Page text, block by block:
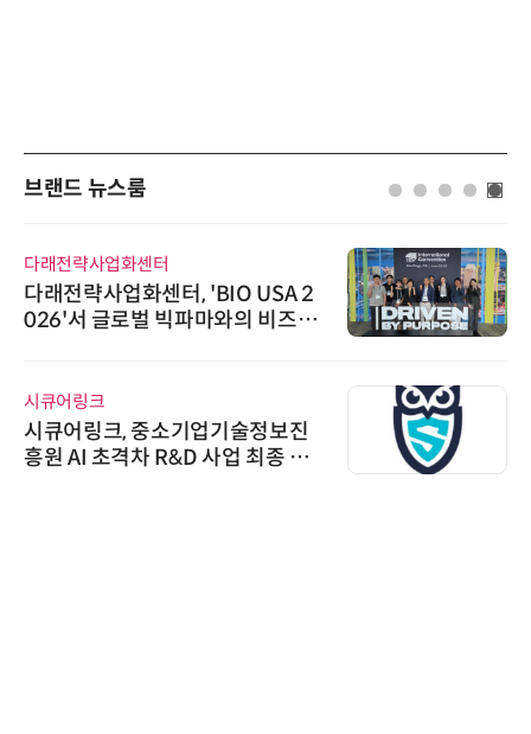
브랜드 뉴스룸
다래전략사업화센터
다래전략사업화센터, 'BIO USA 2
026'서 글로벌 빅파마와의 비즈니
시큐어링크
시큐어링크, 중소기업기술정보진
흥원 AI 초격차 R&D 사업 최종 선